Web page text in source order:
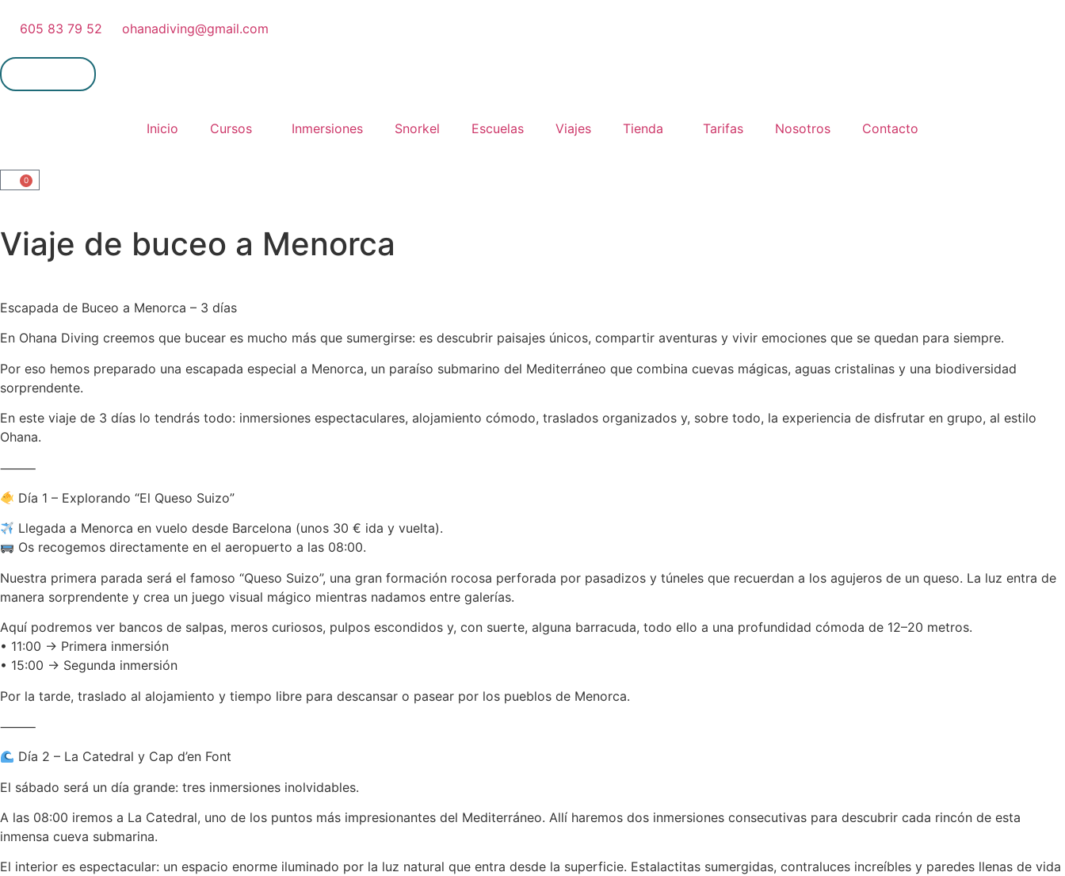
605 83 79 52 ohanadiving@gmail.com
Inicio Cursos Inmersiones Snorkel Escuelas Viajes Tienda Tarifas Nosotros Contacto
0
Viaje de buceo a Menorca
Escapada de Buceo a Menorca – 3 días
En Ohana Diving creemos que bucear es mucho más que sumergirse: es descubrir paisajes únicos, compartir aventuras y vivir emociones que se quedan para siempre.
Por eso hemos preparado una escapada especial a Menorca, un paraíso submarino del Mediterráneo que combina cuevas mágicas, aguas cristalinas y una biodiversidad
sorprendente.
En este viaje de 3 días lo tendrás todo: inmersiones espectaculares, alojamiento cómodo, traslados organizados y, sobre todo, la experiencia de disfrutar en grupo, al estilo
Ohana.
⸻
Día 1 – Explorando “El Queso Suizo”
Llegada a Menorca en vuelo desde Barcelona (unos 30 € ida y vuelta).
Os recogemos directamente en el aeropuerto a las 08:00.
Nuestra primera parada será el famoso “Queso Suizo”, una gran formación rocosa perforada por pasadizos y túneles que recuerdan a los agujeros de un queso. La luz entra de
manera sorprendente y crea un juego visual mágico mientras nadamos entre galerías.
Aquí podremos ver bancos de salpas, meros curiosos, pulpos escondidos y, con suerte, alguna barracuda, todo ello a una profundidad cómoda de 12–20 metros.
• 11:00 → Primera inmersión
• 15:00 → Segunda inmersión
Por la tarde, traslado al alojamiento y tiempo libre para descansar o pasear por los pueblos de Menorca.
⸻
Día 2 – La Catedral y Cap d’en Font
El sábado será un día grande: tres inmersiones inolvidables.
A las 08:00 iremos a La Catedral, uno de los puntos más impresionantes del Mediterráneo. Allí haremos dos inmersiones consecutivas para descubrir cada rincón de esta
inmensa cueva submarina.
El interior es espectacular: un espacio enorme iluminado por la luz natural que entra desde la superficie. Estalactitas sumergidas, contraluces increíbles y paredes llenas de vida